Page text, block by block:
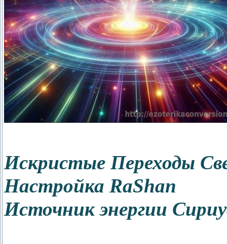
Искристые Переходы
Настройка RaShan
Источник энергии